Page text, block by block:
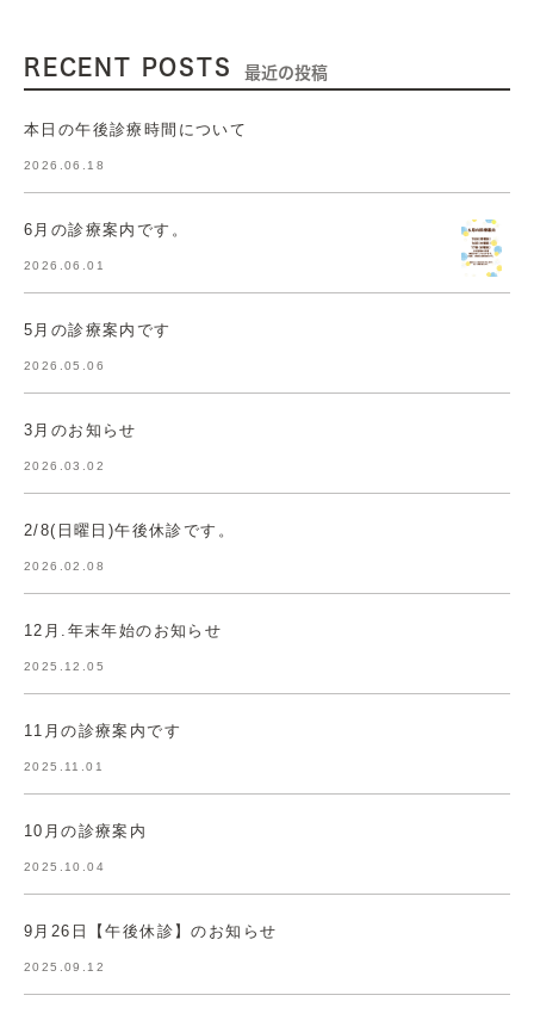
RECENT POSTS 最近の投稿
本日の午後診療時間について
2026.06.18
6月の診療案内です。
2026.06.01
5月の診療案内です
2026.05.06
3月のお知らせ
2026.03.02
2/8(日曜日)午後休診です。
2026.02.08
12月.年末年始のお知らせ
2025.12.05
11月の診療案内です
2025.11.01
10月の診療案内
2025.10.04
9月26日【午後休診】のお知らせ
2025.09.12